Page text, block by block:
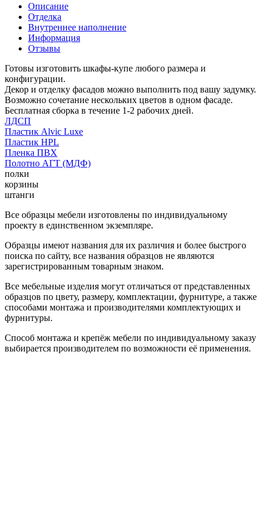
Описание
Отделка
Внутреннее наполнение
Информация
Отзывы
Готовы изготовить шкафы-купе любого размера и
конфигурации.
Декор и отделку фасадов можно выполнить под вашу задумку.
Возможно сочетание нескольких цветов в одном фасаде.
Бесплатная сборка в течение 1-2 рабочих дней.
ЛДСП
Пластик Alvic Luxe
Пластик HPL
Пленка ПВХ
Полотно АГТ (МДФ)
полки
корзины
штанги
Все образцы мебели изготовлены по индивидуальному
проекту в единственном экземпляре.
Образцы имеют названия для их различия и более быстрого
поиска по сайту, все названия образцов не являются
зарегистрированным товарным знаком.
Все мебельные изделия могут отличаться от представленных
образцов по цвету, размеру, комплектации, фурнитуре, а также
способами монтажа и производителями комплектующих и
фурнитуры.
Способ монтажа и крепёж мебели по индивидуальному заказу
выбирается производителем по возможности её применения.